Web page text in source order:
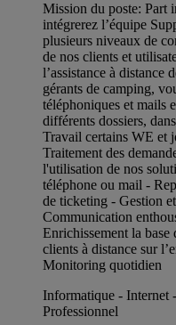
Mission du poste: Part
intégrerez l’équipe
plusieurs niveaux de
de nos clients et
l’assistance à distance
gérants de camping,
téléphoniques et mails
différents dossiers,
Travail certains WE et
Traitement des
l'utilisation de nos
téléphone ou mail -
de ticketing - Gestion
Communication
Enrichissement la base
clients à distance sur
Monitoring quotidien
Informatique - Internet
Professionnel